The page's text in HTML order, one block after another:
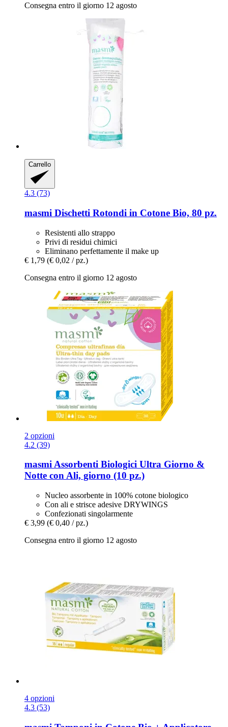
Consegna entro il giorno 12 agosto
Carrello
4.3 (73)
masmi Dischetti Rotondi in Cotone Bio, 80 pz.
Resistenti allo strappo
Privi di residui chimici
Eliminano perfettamente il make up
€ 1,79 (€ 0,02 / pz.)
Consegna entro il giorno 12 agosto
2 opzioni
4.2 (39)
masmiAssorbenti Biologici Ultra Giorno &
Notte con Ali, giorno (10 pz.)
Nucleo assorbente in 100% cotone biologico
Con ali e strisce adesive DRYWINGS
Confezionati singolarmente
€ 3,99 (€ 0,40 / pz.)
Consegna entro il giorno 12 agosto
4 opzioni
4.3 (53)